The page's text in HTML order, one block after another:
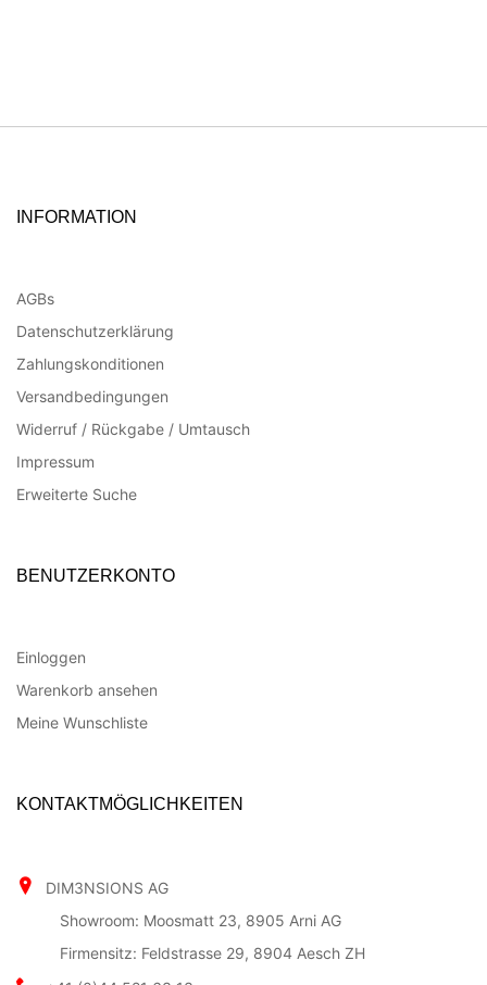
INFORMATION
AGBs
Datenschutzerklärung
Zahlungskonditionen
Versandbedingungen
Widerruf / Rückgabe / Umtausch
Impressum
Erweiterte Suche
BENUTZERKONTO
Einloggen
Warenkorb ansehen
Meine Wunschliste
KONTAKTMÖGLICHKEITEN
DIM3NSIONS AG
Showroom: Moosmatt 23, 8905 Arni AG
Firmensitz: Feldstrasse 29, 8904 Aesch ZH